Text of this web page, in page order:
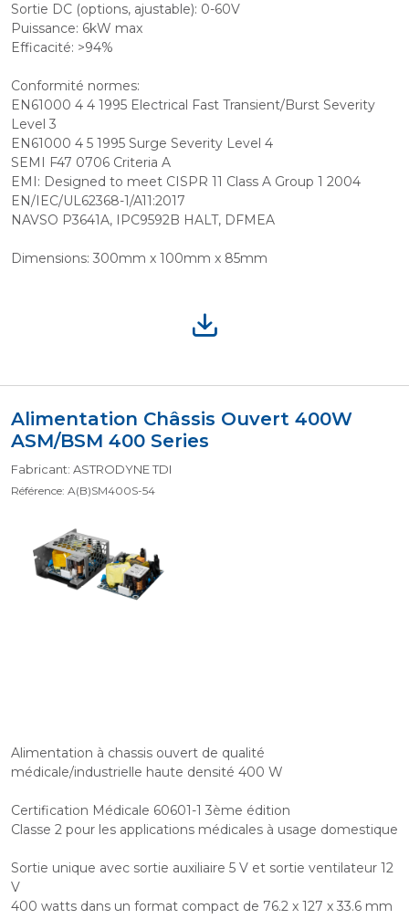
Sortie DC (options, ajustable): 0-60V
Puissance: 6kW max
Efficacité: >94%
Conformité normes:
EN61000 4 4 1995 Electrical Fast Transient/Burst Severity
Level 3
EN61000 4 5 1995 Surge Severity Level 4
SEMI F47 0706 Criteria A
EMI: Designed to meet CISPR 11 Class A Group 1 2004
EN/IEC/UL62368-1/A11:2017
NAVSO P3641A, IPC9592B HALT, DFMEA
Dimensions: 300mm x 100mm x 85mm
Alimentation Châssis Ouvert 400W
ASM/BSM 400 Series
Fabricant: ASTRODYNE TDI
Référence: A(B)SM400S-54
Alimentation à chassis ouvert de qualité
médicale/industrielle haute densité 400 W
Certification Médicale 60601-1 3ème édition
Classe 2 pour les applications médicales à usage domestique
Sortie unique avec sortie auxiliaire 5 V et sortie ventilateur 12
V
400 watts dans un format compact de 76.2 x 127 x 33.6 mm